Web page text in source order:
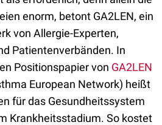
enorm, betont GA2LEN, ein
von Allergie-Experten,
Patientenverbänden. In
Positionspapier von GA2LEN
European Network) heißt
für das Gesundheitssystem
Krankheitsstadium. So kostet